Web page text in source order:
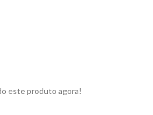
este produto agora!